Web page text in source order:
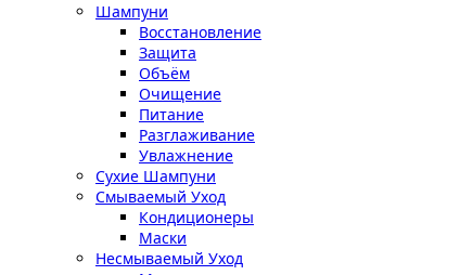
Шампуни
Восстановление
Защита
Объём
Очищение
Питание
Разглаживание
Увлажнение
Сухие Шампуни
Смываемый Уход
Кондиционеры
Маски
Несмываемый Уход